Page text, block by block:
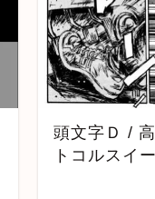
頭文字Ｄ /
トコルスイ